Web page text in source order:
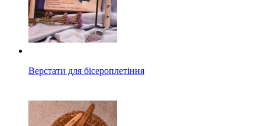
Верстати для бісероплетіння